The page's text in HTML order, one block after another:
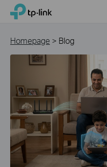
ClickTP-Link, Reliably Smart
Homepage > Blog